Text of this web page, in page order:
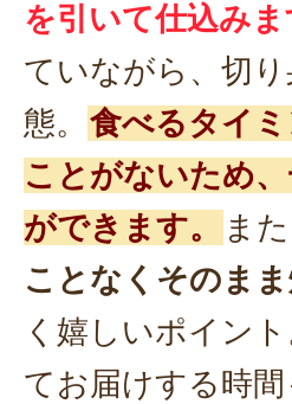
を引いて仕込みま
ていながら、切
態。 食べるタイ
ことがないため
ができます。
ま
ことなくそのま
く嬉しいポイン
てお届けする時